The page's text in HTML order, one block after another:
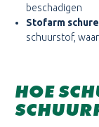
beschadigen
Stofarm
schuurstof,
HOE